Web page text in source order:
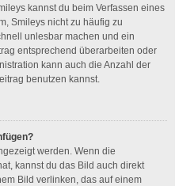
kannst du beim Verfassen eines
Smileys nicht zu häufig zu
unlesbar machen und ein
entsprechend überarbeiten oder
kann auch die Anzahl der
benutzen kannst.
werden. Wenn die
kannst du das Bild auch direkt
Bild verlinken, das auf einem